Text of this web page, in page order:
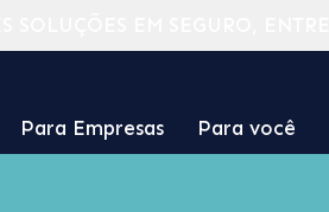
Para Empresas Para você